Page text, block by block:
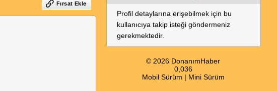
Fırsat Ekle
Profil detaylarına erişebilmek için bu
kullanıcıya takip isteği göndermeniz
gerekmektedir.
© 2026 DonanımHaber
0,036
Mobil Sürüm | Mini Sürüm